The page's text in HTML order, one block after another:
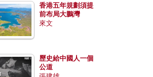
香港五年規劃須提
前布局大鵬灣
來文
歷史給中國人一個
公道